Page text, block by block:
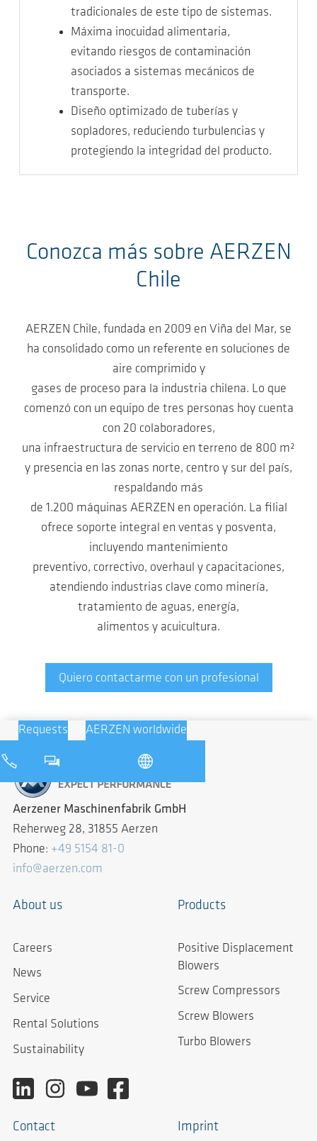
tradicionales de este tipo de sistemas.
Máxima inocuidad alimentaria,
evitando riesgos de contaminación
asociados a sistemas mecánicos de
transporte.
Diseño optimizado de tuberías y
sopladores, reduciendo turbulencias y
protegiendo la integridad del producto.
Conozca más sobre AERZEN
Chile
AERZEN Chile, fundada en 2009 en Viña del Mar, se
ha consolidado como un referente en soluciones de
aire comprimido y
gases de proceso para la industria chilena. Lo que
comenzó con un equipo de tres personas hoy cuenta
con 20 colaboradores,
una infraestructura de servicio en terreno de 800 m²
y presencia en las zonas norte, centro y sur del país,
respaldando más
de 1.200 máquinas AERZEN en operación. La filial
ofrece soporte integral en ventas y posventa,
incluyendo mantenimiento
preventivo, correctivo, overhaul y capacitaciones,
atendiendo industrias clave como minería,
tratamiento de aguas, energía,
alimentos y acuicultura.
Quiero contactarme con un profesional
Requests AERZEN worldwide
Aerzener Maschinenfabrik GmbH
Reherweg 28, 31855 Aerzen
Phone: +49 5154 81-0
info@aerzen.com
About us
Careers
News
Service
Rental Solutions
Sustainability
Products
Positive Displacement
Blowers
Screw Compressors
Screw Blowers
Turbo Blowers
Contact Imprint